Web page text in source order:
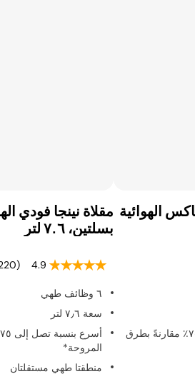
الهوائية
دهون أقل بنسبة تصل إلى ٧٥٪ مقارنةً بطرق
بسلتين، ٧.٦ لتر
4.9
(7220)
٦ وظائف طهي
سعة ٧٫٦ لتر
المروحة*
منطقتا طهي مستقلتان